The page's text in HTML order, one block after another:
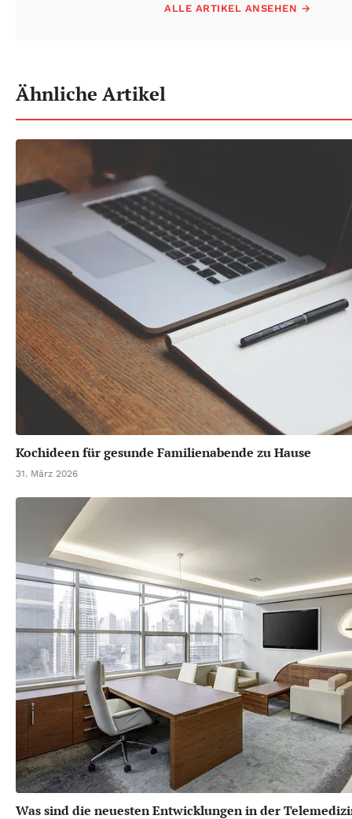
ALLE ARTIKEL ANSEHEN →
Ähnliche Artikel
Kochideen für gesunde Familienabende zu Hause
31. März 2026
Was sind die neuesten Entwicklungen in der